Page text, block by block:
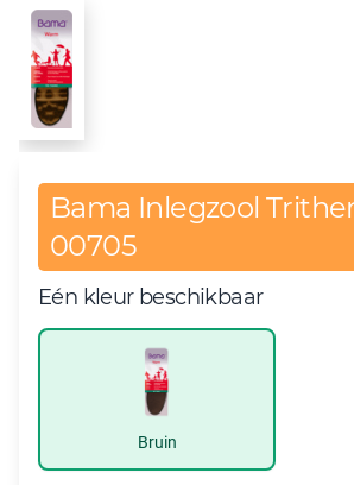
Bama Inlegzool
00705
Eén kleur beschikbaar
Bruin